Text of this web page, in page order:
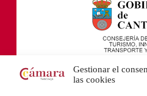
Gestionar el
las cookies